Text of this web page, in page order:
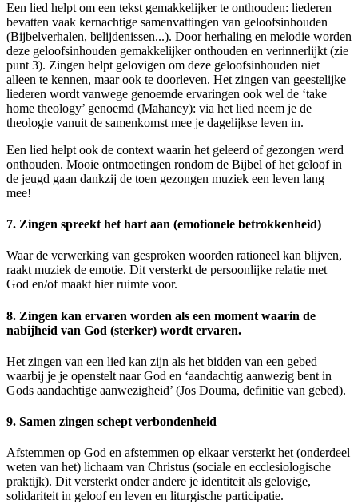
Een lied helpt om een tekst gemakkelijker te onthouden: liederen
bevatten vaak kernachtige samenvattingen van geloofsinhouden
(Bijbelverhalen, belijdenissen...). Door herhaling en melodie worden
deze geloofsinhouden gemakkelijker onthouden en verinnerlijkt (zie
punt 3). Zingen helpt gelovigen om deze geloofsinhouden niet
alleen te kennen, maar ook te doorleven. Het zingen van geestelijke
liederen wordt vanwege genoemde ervaringen ook wel de ‘take
home theology’ genoemd (Mahaney): via het lied neem je de
theologie vanuit de samenkomst mee je dagelijkse leven in.
Een lied helpt ook de context waarin het geleerd of gezongen werd
onthouden. Mooie ontmoetingen rondom de Bijbel of het geloof in
de jeugd gaan dankzij de toen gezongen muziek een leven lang
mee!
7. Zingen spreekt het hart aan (emotionele betrokkenheid)
Waar de verwerking van gesproken woorden rationeel kan blijven,
raakt muziek de emotie. Dit versterkt de persoonlijke relatie met
God en/of maakt hier ruimte voor.
8. Zingen kan ervaren worden als een moment waarin de
nabijheid van God (sterker) wordt ervaren.
Het zingen van een lied kan zijn als het bidden van een gebed
waarbij je je openstelt naar God en ‘aandachtig aanwezig bent in
Gods aandachtige aanwezigheid’ (Jos Douma, definitie van gebed).
9. Samen zingen schept verbondenheid
Afstemmen op God en afstemmen op elkaar versterkt het (onderdeel
weten van het) lichaam van Christus (sociale en ecclesiologische
praktijk). Dit versterkt onder andere je identiteit als gelovige,
solidariteit in geloof en leven en liturgische participatie.